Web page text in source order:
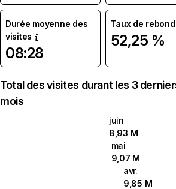
Durée moyenne des
visites
08:28
Taux de rebond
52,25 %
Total des visites durant les 3
mois
juin
8,93 M
mai
9,07 M
avr.
9,85 M